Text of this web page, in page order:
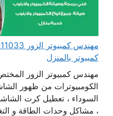
كمبيوتر بالمنزل
مهندس كمبيوتر الزور
الكومبيوترات من ظهور
السوداء ، تعطيل كرت
، مشاكل وحدات الطاقة و